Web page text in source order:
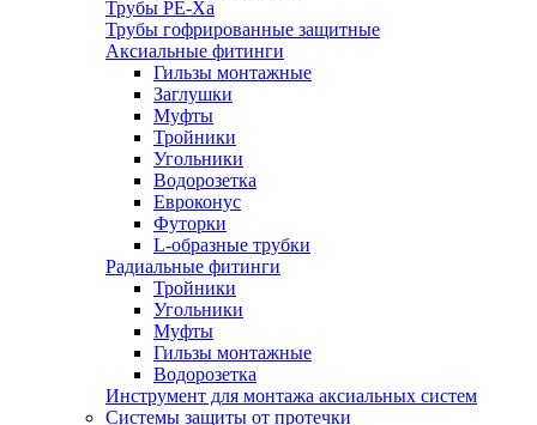
Трубы РЕ-Ха
Трубы гофрированные защитные
Аксиальные фитинги
Гильзы монтажные
Заглушки
Муфты
Тройники
Угольники
Водорозетка
Евроконус
Футорки
L-образные трубки
Радиальные фитинги
Тройники
Угольники
Муфты
Гильзы монтажные
Водорозетка
Инструмент для монтажа аксиальных систем
Системы защиты от протечки